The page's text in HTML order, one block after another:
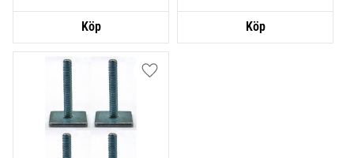
Lägg till i favoriter